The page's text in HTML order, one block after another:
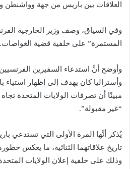
العلاقات بين باريس من جهة وواشنطن
وفي السياق، وصف وزير الخارجية
المستمرة” على خلفية قضية الغواصات.
وأوضح أنَّ استدعاء السفيرين
وأستراليا كان يهدف إلى إظهار استياء
مبينًا أن تصرفات الولايات المتحدة
“غير مقبولة”.
يُذكر أنَّها المرة الأولى التي
تاريخ علاقاتهما الثنائية، ما يعكس
وذلك على خلفية إعلان الولايات